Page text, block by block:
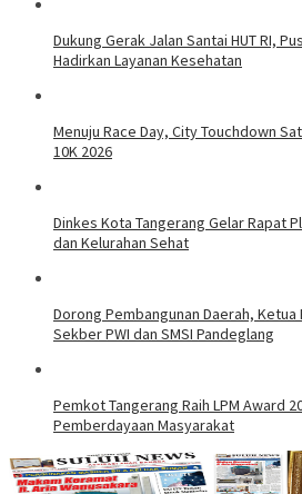
Dukung Gerak Jalan Santai HUT RI,
Hadirkan Layanan Kesehatan
Menuju Race Day, City Touchdown
10K 2026
Dinkes Kota Tangerang Gelar Rapat
dan Kelurahan Sehat
Dorong Pembangunan Daerah, Ketua
Sekber PWI dan SMSI Pandeglang
Pemkot Tangerang Raih LPM Award
Pemberdayaan Masyarakat